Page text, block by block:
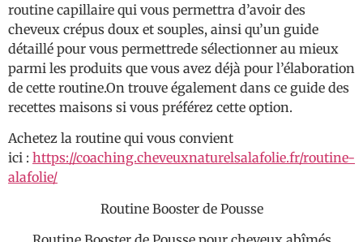
routine capillaire qui vous permettra d’avoir des
cheveux crépus doux et souples, ainsi qu’un guide
détaillé pour vous permettrede sélectionner au mieux
parmi les produits que vous avez déjà pour l’élaboration
de cette routine.On trouve également dans ce guide des
recettes maisons si vous préférez cette option.
Achetez la routine qui vous convient
ici : https://coaching.cheveuxnaturelsalafolie.fr/routine-
alafolie/
Routine Booster de Pousse